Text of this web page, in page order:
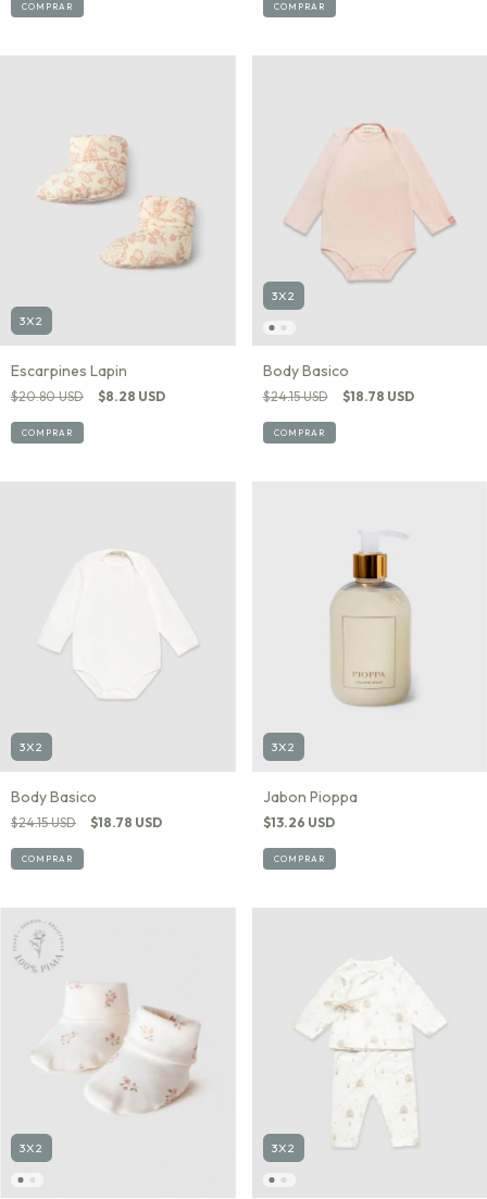
COMPRAR COMPRAR
3X2
Escarpines Lapin
$20.80 USD $8.28 USD
COMPRAR
3X2
Body Basico
$24.15 USD $18.78 USD
COMPRAR
3X2
Body Basico
$24.15 USD $18.78 USD
COMPRAR
3X2
Jabon Pioppa
$13.26 USD
COMPRAR
3X2 3X2